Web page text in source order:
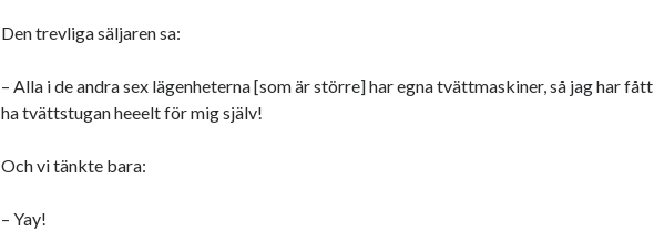
Den trevliga säljaren sa:
– Alla i de andra sex lägenheterna [som är större] har egna tvättmaskiner, så jag har fått
ha tvättstugan heeelt för mig själv!
Och vi tänkte bara:
– Yay!